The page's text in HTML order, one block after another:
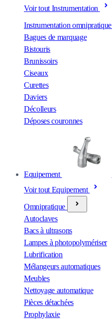
Voir tout Instrumentation
Instrumentation omnipratique
Bagues de marquage
Bistouris
Brunissoirs
Ciseaux
Curettes
Daviers
Décolleurs
Déposes couronnes
Equipement
Voir tout Equipement
Omnipratique
Autoclaves
Bacs à ultrasons
Lampes à photopolymériser
Lubrification
Mélangeurs automatiques
Meubles
Nettoyage automatique
Pièces détachées
Prophylaxie